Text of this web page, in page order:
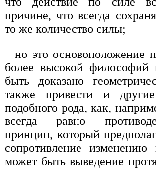
причине, что всегда
то же количество силы;
но это основоположение
более высокой
быть доказано
также привести и
подобного рода, как,
всегда равно
принцип, который
сопротивление
может быть выведение